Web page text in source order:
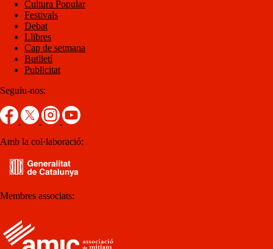
Cultura Popular
Festivals
Debat
Llibres
Cap de setmana
Butlletí
Publicitat
Seguiu-nos:
Amb la col·laboració:
Membres associats: